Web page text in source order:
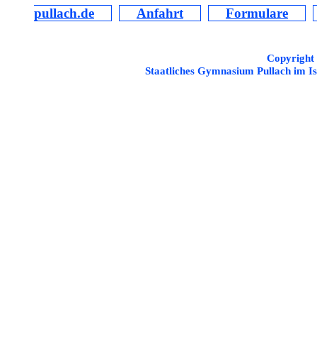
pullach.de
Anfahrt Formulare
Copyright
Staatliches Gymnasium Pullach im